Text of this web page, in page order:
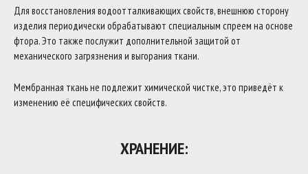
Для восстановления водоотталкивающих свойств, внешнюю сторону
изделия периодически обрабатывают специальным спреем на основе
фтора. Это также послужит дополнительной защитой от
механического загрязнения и выгорания ткани.
Мембранная ткань не подлежит химической чистке, это приведёт к
изменению её специфических свойств.
ХРАНЕНИЕ: